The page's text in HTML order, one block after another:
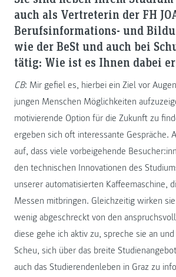
auch als Vertreterin der FH
Berufsinformations- und
wie der BeSt und auch bei
tätig: Wie ist es Ihnen dabei
CB: Mir gefiel es, hierbei ein Ziel vor
jungen Menschen Möglichkeiten
motivierende Option für die Zukunft zu
ergeben sich oft interessante Gespräche.
auf, dass viele vorbeigehende
den technischen Innovationen des
unserer automatisierten Kaffeemaschine,
Messen mitbringen. Gleichzeitig wirken
wenig abgeschreckt von den
diese gehe ich aktiv zu, spreche sie an
Scheu, sich über das breite
auch das Studierendenleben in Graz zu